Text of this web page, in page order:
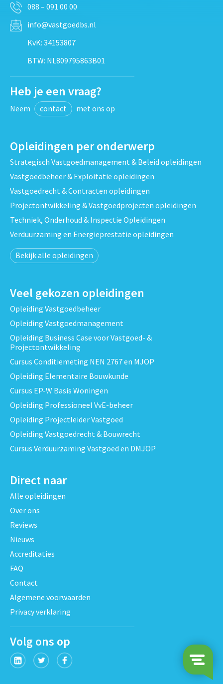
088 – 091 00 00
info@vastgoedbs.nl
KvK: 34153807
BTW: NL809795863B01
Heb je een vraag?
Neem contact met ons op
Opleidingen per onderwerp
Strategisch Vastgoedmanagement & Beleid opleidingen
Vastgoedbeheer & Exploitatie opleidingen
Vastgoedrecht & Contracten opleidingen
Projectontwikkeling & Vastgoedprojecten opleidingen
Techniek, Onderhoud & Inspectie Opleidingen
Verduurzaming en Energieprestatie opleidingen
Bekijk alle opleidingen
Veel gekozen opleidingen
Opleiding Vastgoedbeheer
Opleiding Vastgoedmanagement
Opleiding Business Case voor Vastgoed- &
Projectontwikkeling
Cursus Conditiemeting NEN 2767 en MJOP
Opleiding Elementaire Bouwkunde
Cursus EP-W Basis Woningen
Opleiding Professioneel VvE-beheer
Opleiding Projectleider Vastgoed
Opleiding Vastgoedrecht & Bouwrecht
Cursus Verduurzaming Vastgoed en DMJOP
Direct naar
Alle opleidingen
Over ons
Reviews
Nieuws
Accreditaties
FAQ
Contact
Algemene voorwaarden
Privacy verklaring
Volg ons op